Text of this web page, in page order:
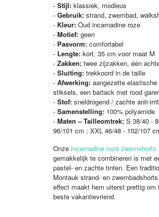
- Stijl: klassiek, modieus
- Gebruik: strand, zwembad,
- Kleur: Oud incarnadine roze
- Motief: geen
- Pasvorm: comfortabel
- Lengte: kort, 35 cm voor maat M
- Zakken: twee zijzakken, één
- Sluiting: trekkoord in de taille
- Afwerking: aangezette
stiksels, een bartack met rood
- Stof: sneldrogend / zachte anti-
- Samenstelling: 100% polyamide
- Maten – Tailleomtrek: S 38/40 -
96/101 cm ; XXL 46/48 - 102/107
Onze incarnadine roze zwemshorts
gemakkelijk te combineren is met
pastel- en zachte tinten. Een
Montauk strand- en
effect maakt hem uiterst prettig om
beste vakantievriend.